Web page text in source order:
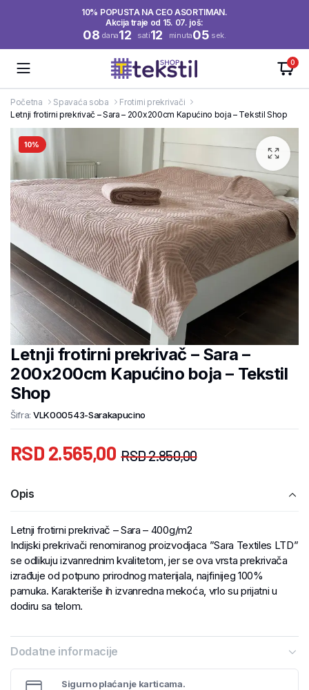
10% POPUSTA NA CEO ASORTIMAN.
Akcija traje od 15. 07. još:
08 dana12 sati12 minuta05 sek.
0
Početna Spavaća soba
Frotirni prekrivači
Letnji frotirni prekrivač – Sara – 200x200cm Kapućino boja – Tekstil Shop
10%
Letnji frotirni prekrivač – Sara –
200x200cm Kapućino boja – Tekstil
Shop
Šifra: VLK000543-Sarakapucino
RSD2.850,00
RSD 2.565,00
Opis
Letnji frotirni prekrivač – Sara – 400g/m2
Indijski prekrivači renomiranog proizvodjaca ”Sara Textiles LTD”
se odlikuju izvanrednim kvalitetom, jer se ova vrsta prekrivača
izrađuje od potpuno prirodnog materijala, najfinijeg 100%
pamuka. Karakteriše ih izvanredna mekoća, vrlo su prijatni u
dodiru sa telom.
Dodatne informacije
Sigurno plaćanje karticama.